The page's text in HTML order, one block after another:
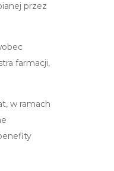
przez
farmacji,
w ramach